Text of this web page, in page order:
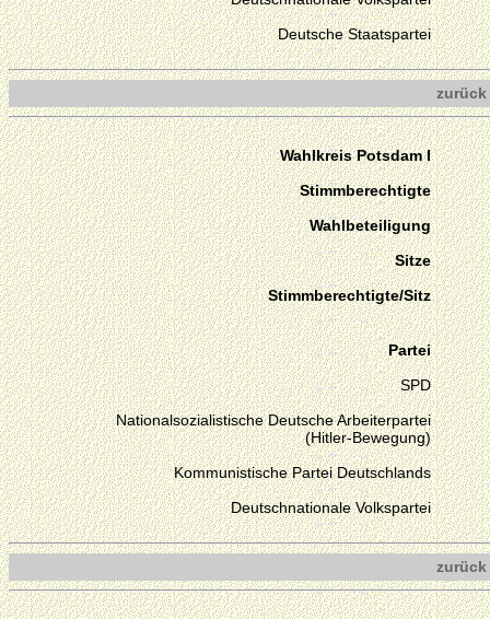
Deutsche Staatspartei
zurück
Wahlkreis Potsdam I
Stimmberechtigte
Wahlbeteiligung
Sitze
Stimmberechtigte/Sitz
Partei
SPD
Nationalsozialistische Deutsche Arbeiterpartei
(Hitler-Bewegung)
Kommunistische Partei Deutschlands
Deutschnationale Volkspartei
zurück